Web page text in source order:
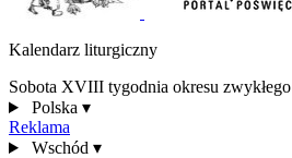
Kalendarz liturgiczny
Sobota XVIII tygodnia okresu zwykłego
Polska ▾
Reklama
Wschód ▾